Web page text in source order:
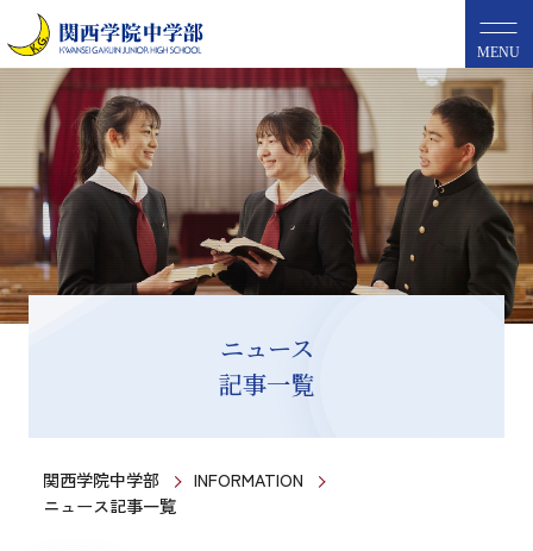
MENU
ニュース
記事一覧
関西学院中学部
INFORMATION
ニュース記事一覧